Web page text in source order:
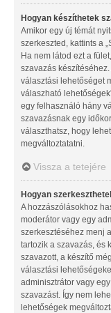
Hogyan készíthetek
Amikor egy új témát
szerkeszted, kattints a
Ha nem látod ezt a
szavazás
választási lehetőséget
válaszható
egy felhasználó hány
szavazásnak egy
választhatsz, hogy
megváltoztatatni.
Vissza a tetejére
Hogyan
A hozzászólásokhoz
moderátor vagy egy
szerkesztéséhez menj
tartozik a szavazás, és
szavazott, a készítő
választási
adminisztrátor vagy
szavazást. Így nem
lehetőségek